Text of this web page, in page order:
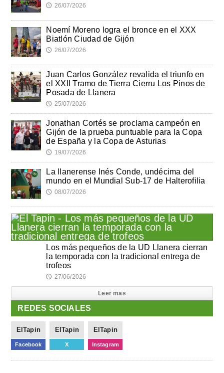
🕔 26/07/2026
Noemí Moreno logra el bronce en el XXX
Biatlón Ciudad de Gijón
🕔 26/07/2026
Juan Carlos González revalida el triunfo en
el XXII Tramo de Tierra Cierru Los Pinos de
Posada de Llanera
🕔 25/07/2026
Jonathan Cortés se proclama campeón en
Gijón de la prueba puntuable para la Copa
de España y la Copa de Asturias
🕔 19/07/2026
La llanerense Inés Conde, undécima del
mundo en el Mundial Sub-17 de Halterofilia
🕔 08/07/2026
Los más pequeños de la UD Llanera cierran
la temporada con la tradicional entrega de
trofeos
🕔 27/06/2026
Leer mas
REDES SOCIALES
ElTapin
Facebook
ElTapin
X
ElTapin
Instagram